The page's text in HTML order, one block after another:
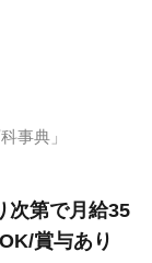
事典」
次第で月給35
賞与あり